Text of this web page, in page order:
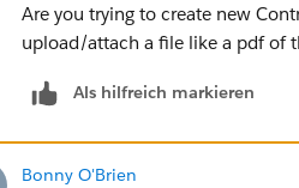
Are you trying to create new
upload/attach a file like a pdf of
Als hilfreich markieren
Bonny O'Brien